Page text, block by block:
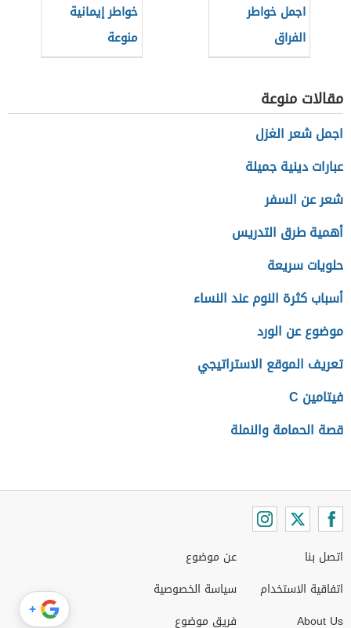
اجمل خواطر
الفراق
خواطر إيمانية
منوعة
مقالات منوعة
اجمل شعر الغزل
عبارات دينية جميلة
شعر عن السفر
أهمية طرق التدريس
حلويات سريعة
أسباب كثرة النوم عند النساء
موضوع عن الورد
تعريف الموقع الاستراتيجي
فيتامين C
قصة الحمامة والنملة
اتصل بنا
اتفاقية الاستخدام
About Us
عن موضوع
سياسة الخصوصية
فريق موضوع
+